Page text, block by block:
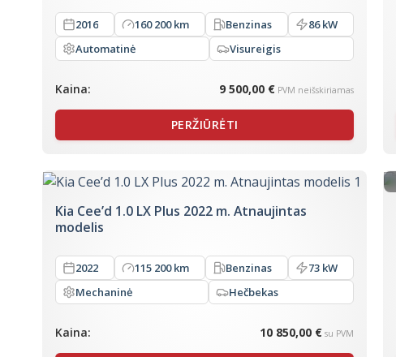
2016 160 200 km Benzinas
86 kW
Automatinė
Visureigis
Kaina: 9 500,00 € PVM neišskiriamas
PERŽIŪRĖTI
Kia Cee’d 1.0 LX Plus 2022 m. Atnaujintas
modelis
2022 115 200 km Benzinas
73 kW
Mechaninė
Hečbekas
Kaina: 10 850,00 € su PVM